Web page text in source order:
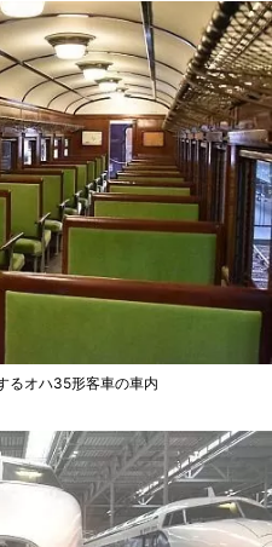
るオハ35形客車の車内